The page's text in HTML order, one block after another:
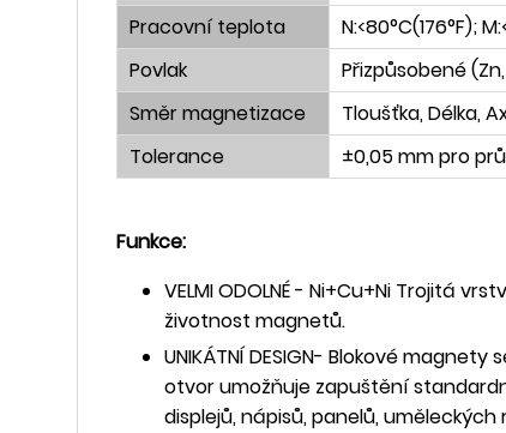
Pracovní teplota
N:<80°C(176°F);
Povlak
Přizpůsobené
Směr magnetizace
Tloušťka, Délka,
Tolerance
±0,05 mm pro
Funkce:
VELMI ODOLNÉ - Ni+Cu+Ni Trojitá
životnost magnetů.
UNIKÁTNÍ DESIGN- Blokové
otvor umožňuje zapuštění
displejů, nápisů, panelů,